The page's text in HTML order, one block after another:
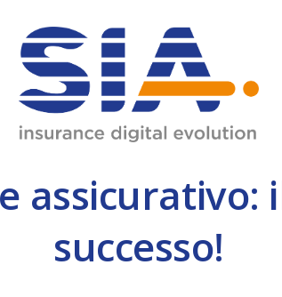
JMIL
INM
Omnia 8
Data Center
Diagnostic Center
successo!